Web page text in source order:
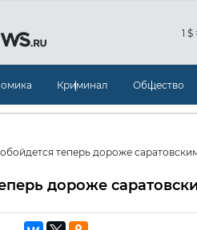
1
Криминал Общество
теперь дороже
дороже